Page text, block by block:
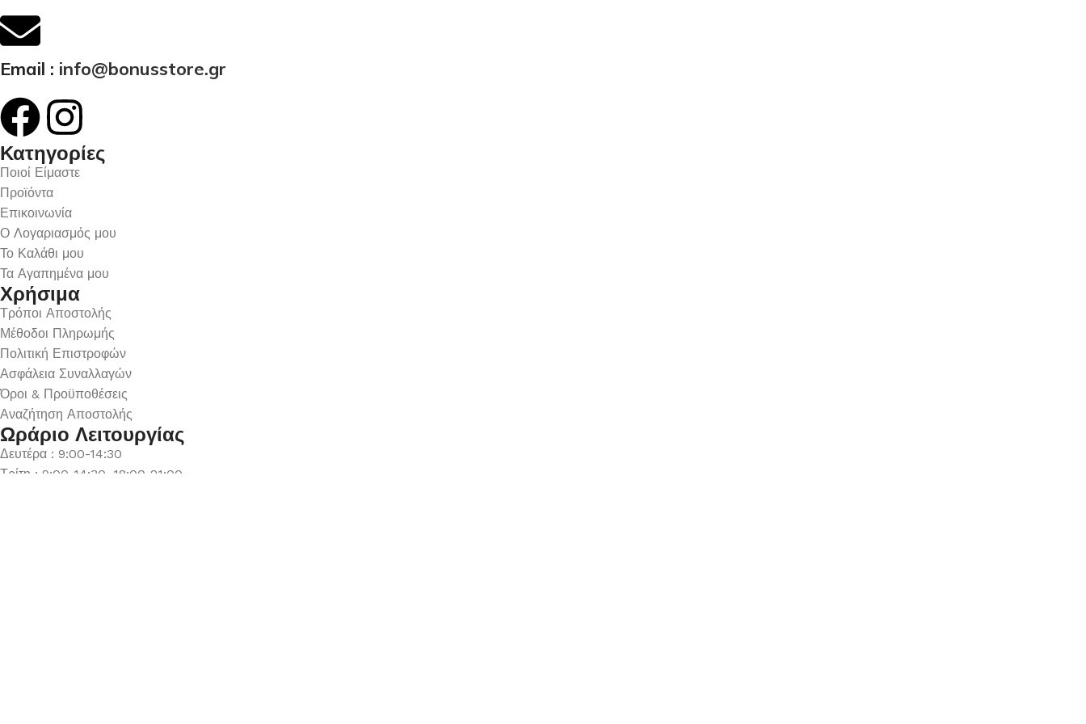
Email : info@bonusstore.gr
Κατηγορίες
Ποιοί Είμαστε
Προϊόντα
Επικοινωνία
Ο Λογαριασμός μου
Το Καλάθι μου
Τα Αγαπημένα μου
Χρήσιμα
Τρόποι Αποστολής
Μέθοδοι Πληρωμής
Πολιτική Επιστροφών
Ασφάλεια Συναλλαγών
Όροι & Προϋποθέσεις
Αναζήτηση Αποστολής
Ωράριο Λειτουργίας
Δευτέρα : 9:00-14:30
Τρίτη : 9:00-14:30, 18:00-21:00